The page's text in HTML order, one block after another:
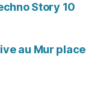
Story 10
au Mur place